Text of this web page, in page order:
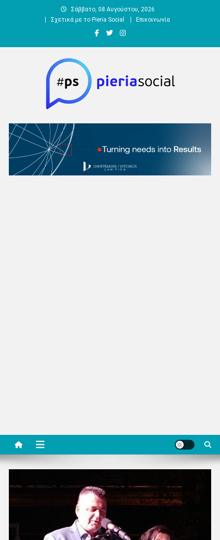
Σάββατο, 08 Αυγούστου, 2026
Σχετικά με το Pieria Social
Επικοινωνία
Pieria Social